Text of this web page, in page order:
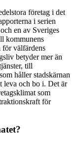
företag i det
i serien
en av Sveriges
kommunens
för välfärdens
betyder mer än
till
håller stadskärnan
leva och bo i. Det är
som
för